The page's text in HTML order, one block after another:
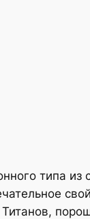
типа из